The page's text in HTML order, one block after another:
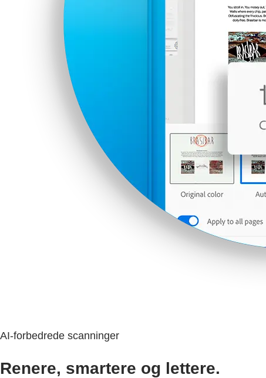
AI-forbedrede scanninger
Renere, smartere og lettere.